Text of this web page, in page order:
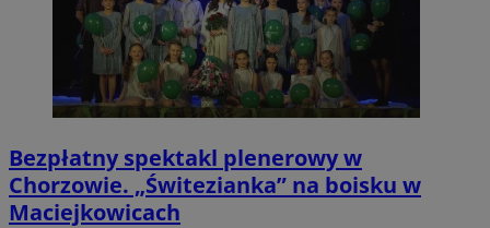
Bezpłatny spektakl plenerowy w
Chorzowie. „Świtezianka” na boisku w
Maciejkowicach